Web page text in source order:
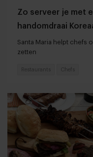
Zo serveer je met
handomdraai
Santa Maria helpt chefs
zetten
Restaurants Chefs